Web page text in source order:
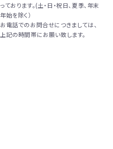
っております。(土・日・祝日、夏季、年末
年始を除く）
お電話でのお問合せにつきましては、
上記の時間帯にお願い致します。